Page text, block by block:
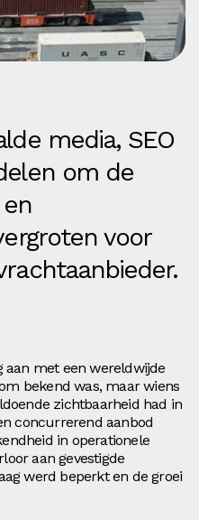
media, SEO
om de
voor
aan met een wereldwijde
bekend was, maar wiens
zichtbaarheid had in
concurrerend aanbod
in operationele
aan gevestigde
werd beperkt en de groei